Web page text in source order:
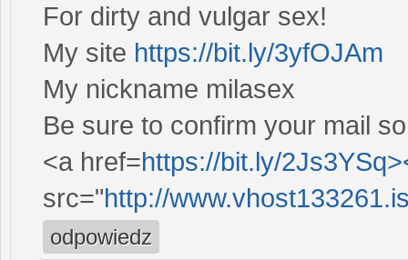
For dirty and vulgar sex!
My site https://bit.ly/3yfOJAm
My nickname milasex
Be sure to confirm your mail
<a href=https://bit.ly/
src="http://
odpowiedz